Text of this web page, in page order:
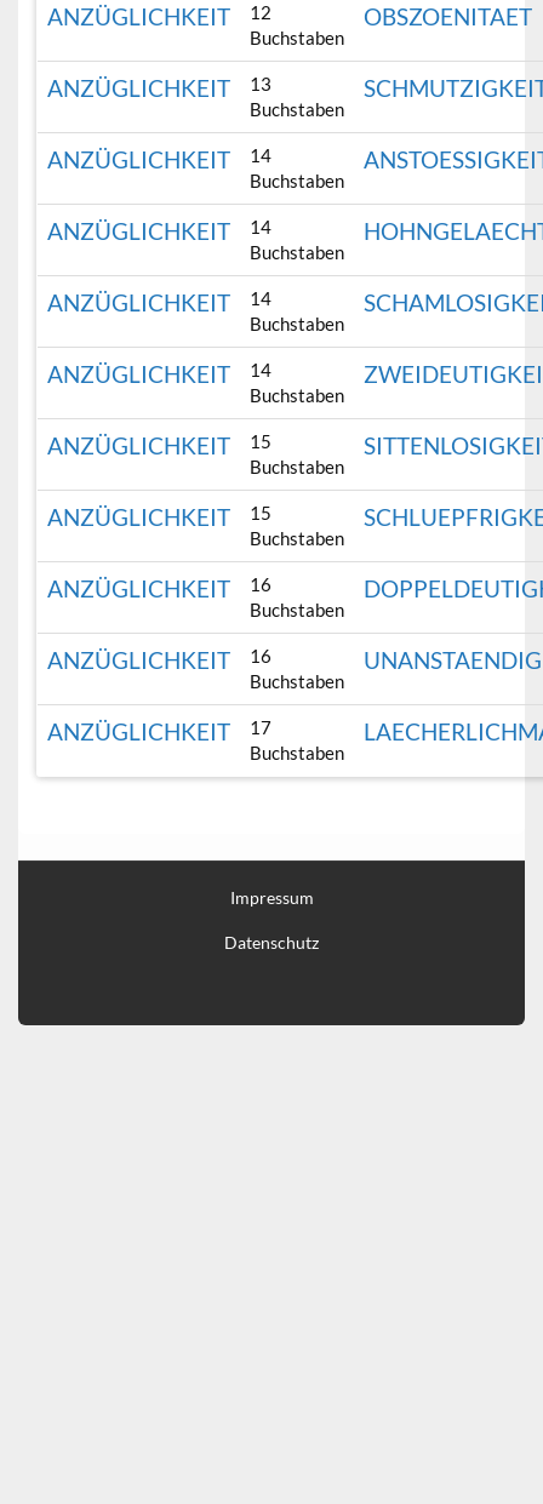
ANZÜGLICHKEIT
12
Buchstaben
OBSZOENITAET
ANZÜGLICHKEIT
13
Buchstaben
ANZÜGLICHKEIT
14
Buchstaben
ANZÜGLICHKEIT
14
Buchstaben
ANZÜGLICHKEIT
14
Buchstaben
ANZÜGLICHKEIT
14
Buchstaben
ANZÜGLICHKEIT
15
Buchstaben
ANZÜGLICHKEIT
15
Buchstaben
ANZÜGLICHKEIT
16
Buchstaben
ANZÜGLICHKEIT
16
Buchstaben
ANZÜGLICHKEIT
17
Buchstaben
Impressum
Datenschutz